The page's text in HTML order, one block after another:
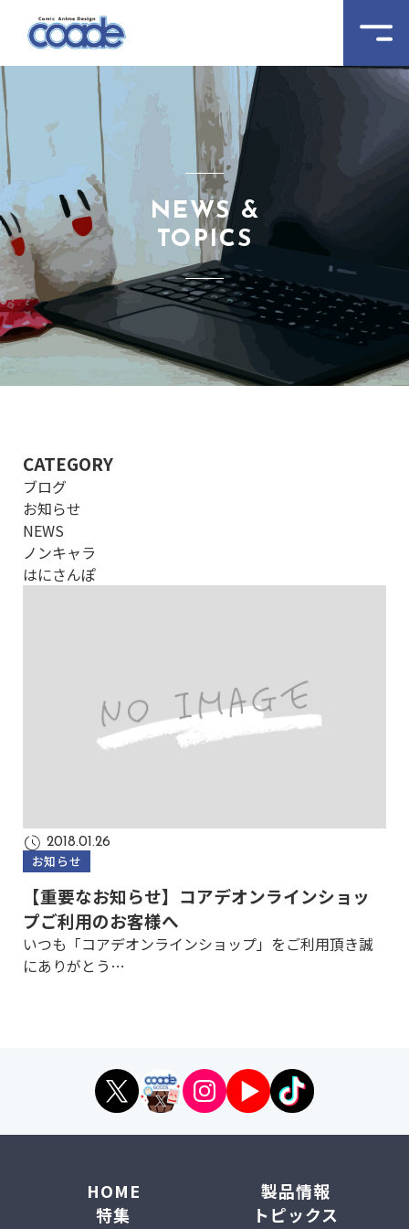
NEWS &
TOPICS
CATEGORY
ブログ
お知らせ
NEWS
ノンキャラ
はにさんぽ
2018.01.26
お知らせ
【重要なお知らせ】コアデオンラインショッ
プご利用のお客様へ
いつも「コアデオンラインショップ」をご利用頂き誠
にありがとう…
HOME
製品情報
特集
トピックス